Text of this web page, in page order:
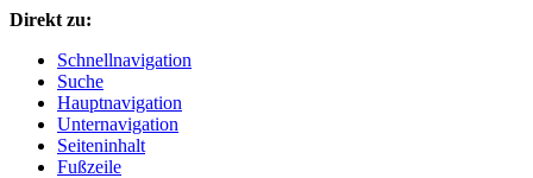
Direkt zu:
Schnellnavigation
Suche
Hauptnavigation
Unternavigation
Seiteninhalt
Fußzeile